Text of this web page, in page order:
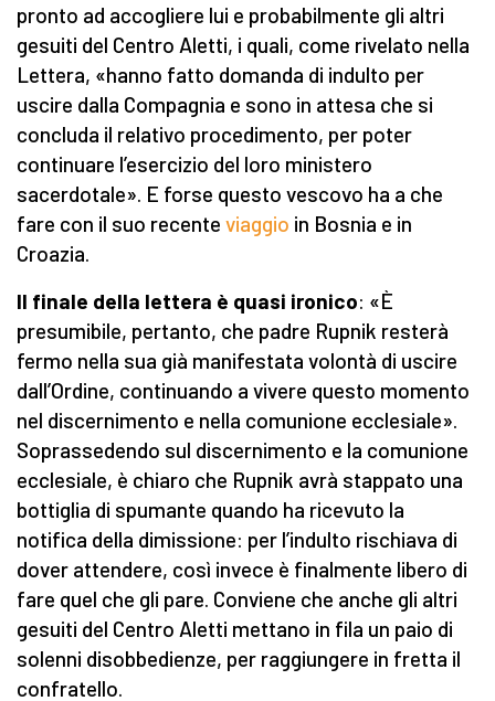
pronto ad accogliere lui e probabilmente gli altri
gesuiti del Centro Aletti, i quali, come rivelato nella
Lettera, «hanno fatto domanda di indulto per
uscire dalla Compagnia e sono in attesa che si
concluda il relativo procedimento, per poter
continuare l’esercizio del loro ministero
sacerdotale». E forse questo vescovo ha a che
fare con il suo recente viaggio in Bosnia e in
Croazia.
Il finale della lettera è quasi ironico: «È
presumibile, pertanto, che padre Rupnik resterà
fermo nella sua già manifestata volontà di uscire
dall’Ordine, continuando a vivere questo momento
nel discernimento e nella comunione ecclesiale».
Soprassedendo sul discernimento e la comunione
ecclesiale, è chiaro che Rupnik avrà stappato una
bottiglia di spumante quando ha ricevuto la
notifica della dimissione: per l’indulto rischiava di
dover attendere, così invece è finalmente libero di
fare quel che gli pare. Conviene che anche gli altri
gesuiti del Centro Aletti mettano in fila un paio di
solenni disobbedienze, per raggiungere in fretta il
confratello.